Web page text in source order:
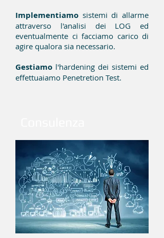
Implementiamo sistemi di allarme
attraverso l'analisi dei LOG ed
eventualmente ci facciamo carico di
agire qualora sia necessario.
Gestiamo l'hardening dei sistemi ed
effettuaiamo Penetretion Test.